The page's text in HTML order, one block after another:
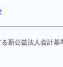
新公益法人会計基